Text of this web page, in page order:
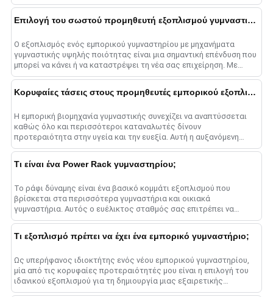
Επιλογή του σωστού προμηθευτή εξοπλισμού γυμναστικής χονδρικής για τις ανάγκες του εμπορικού γυμναστηρίου
Ο εξοπλισμός ενός εμπορικού γυμναστηρίου με μηχανήματα
γυμναστικής υψηλής ποιότητας είναι μια σημαντική επένδυση που
μπορεί να κάνει ή να καταστρέψει τη νέα σας επιχείρηση. Με
τόσες πολλές χονδρικές πωλήσεις εξοπλισμού s......
Κορυφαίες τάσεις στους προμηθευτές εμπορικού εξοπλισμού γυμναστικής
Η εμπορική βιομηχανία γυμναστικής συνεχίζει να αναπτύσσεται
καθώς όλο και περισσότεροι καταναλωτές δίνουν
προτεραιότητα στην υγεία και την ευεξία. Αυτή η αυξανόμενη
ζήτηση οδηγεί στη συνεχή καινοτομία μεταξύ των fitness e......
Τι είναι ένα Power Rack γυμναστηρίου;
Το ράφι δύναμης είναι ένα βασικό κομμάτι εξοπλισμού που
βρίσκεται στα περισσότερα γυμναστήρια και οικιακά
γυμναστήρια. Αυτός ο ευέλικτος σταθμός σας επιτρέπει να
εκτελείτε με ασφάλεια μια ποικιλία από tr...... δύναμης.
Τι εξοπλισμό πρέπει να έχει ένα εμπορικό γυμναστήριο;
Ως υπερήφανος ιδιοκτήτης ενός νέου εμπορικού γυμναστηρίου,
μία από τις κορυφαίες προτεραιότητές μου είναι η επιλογή του
ιδανικού εξοπλισμού για τη δημιουργία μιας εξαιρετικής
προπονητικής εμπειρίας για τα μέλη. ......